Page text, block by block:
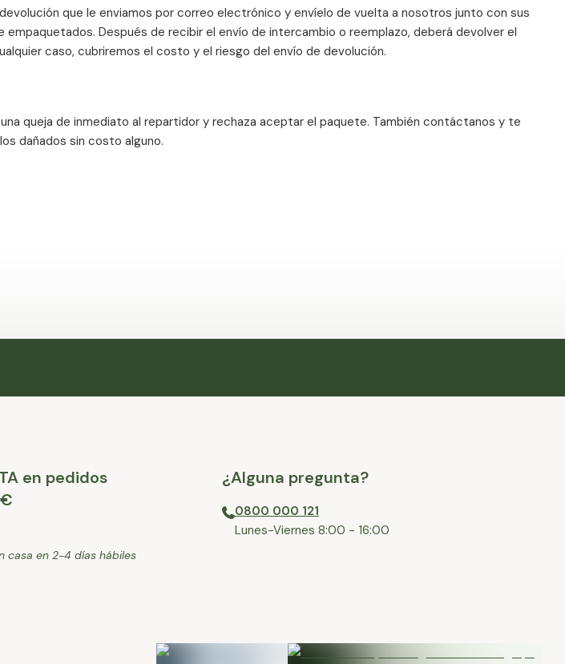
que le enviamos por correo electrónico y envíelo de vuelta a nosotros junto con sus
Después de recibir el envío de intercambio o reemplazo, deberá devolver el
caso, cubriremos el costo y el riesgo del envío de devolución.
queja de inmediato al repartidor y rechaza aceptar el paquete. También contáctanos y te
dañados sin costo alguno.
en pedidos
casa en 2-4 días hábiles
¿Alguna pregunta?
0800 000 121
⁠Lunes-Viernes 8:00 - 16:00